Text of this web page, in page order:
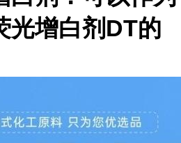
光增白剂DT的